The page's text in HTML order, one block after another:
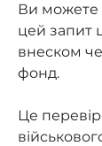
Ви можете
цей запит
внеском
фонд.
Це